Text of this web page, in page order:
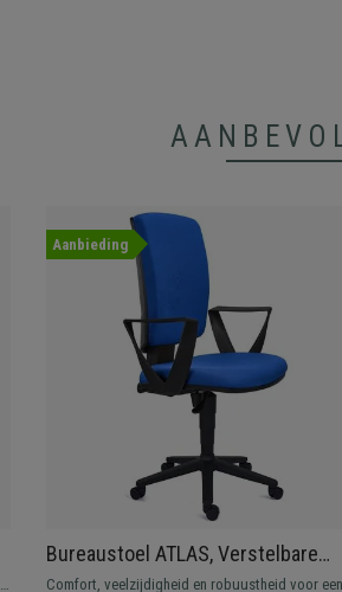
Aanbieding
Bureaustoel ATLAS, Verstelbare
Rugleuning, Dikke Vulling, in Blauwe
Comfort, veelzijdigheid en robuustheid voor een